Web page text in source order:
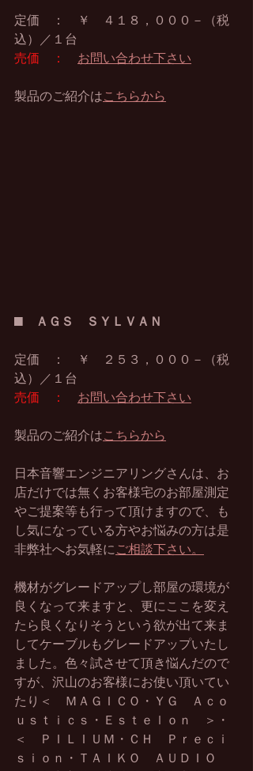
定価　：　￥　４１８，０００－（税
込）／１台
売価　：
お問い合わせ下さい
製品のご紹介はこちらから
■ ＡＧＳ　ＳＹＬＶＡＮ
定価　：　￥　２５３，０００－（税
込）／１台
売価　：
お問い合わせ下さい
製品のご紹介はこちらから
日本音響エンジニアリングさんは、お
店だけでは無くお客様宅のお部屋測定
やご提案等も行って頂けますので、も
し気になっている方やお悩みの方は是
非弊社へお気軽に ご相談下さい。
機材がグレードアップし部屋の環境が
良くなって来ますと、更にここを変え
たら良くなりそうという欲が出て来ま
してケーブルもグレードアップいたし
ました。色々試させて頂き悩んだので
すが、沢山のお客様にお使い頂いてい
たり＜　ＭＡＧＩＣＯ・ＹＧ　Ａｃｏ
ｕｓｔｉｃｓ・Ｅｓｔｅｌｏｎ　＞・
＜　ＰＩＬＩＵＭ・ＣＨ　Ｐｒｅｃｉ
ｓｉｏｎ・ＴＡＩＫＯ　ＡＵＤＩＯ